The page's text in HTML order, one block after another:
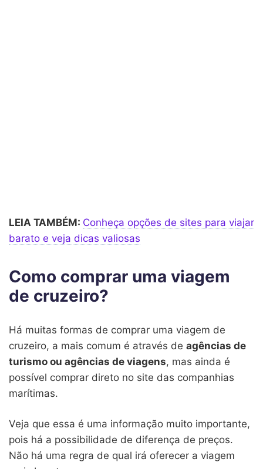
LEIA TAMBÉM: Conheça opções de sites para viajar
barato e veja dicas valiosas
Como comprar uma viagem
de cruzeiro?
Há muitas formas de comprar uma viagem de
cruzeiro, a mais comum é através de agências de
turismo ou agências de viagens, mas ainda é
possível comprar direto no site das companhias
marítimas.
Veja que essa é uma informação muito importante,
pois há a possibilidade de diferença de preços.
Não há uma regra de qual irá oferecer a viagem